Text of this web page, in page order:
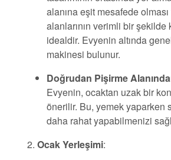
alanına eşit mesafede
alanlarının verimli bir
idealdir. Evyenin altında
makinesi bulunur.
Doğrudan Pişirme
Evyenin, ocaktan uzak bir
önerilir. Bu, yemek yaparken
daha rahat yapabilmenizi
Ocak Yerleşimi: